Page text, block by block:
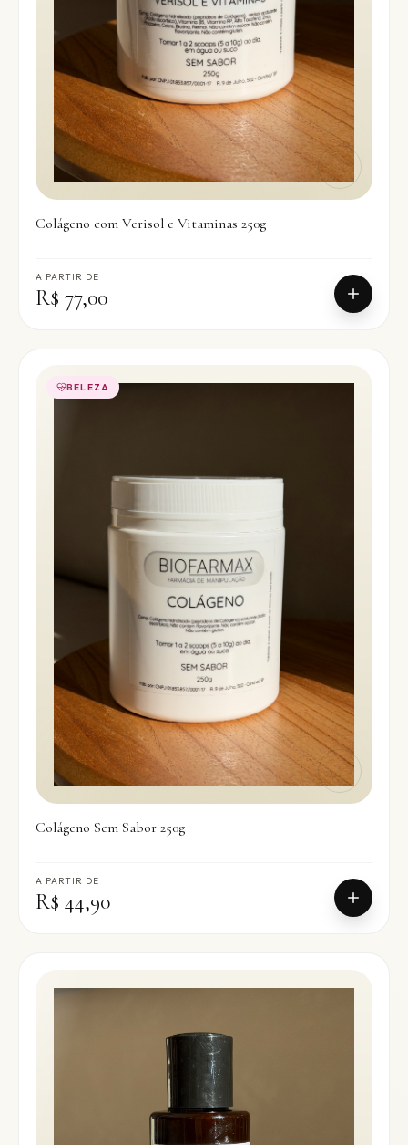
Colágeno com Verisol e Vitaminas 250g
A PARTIR DE
R$ 77,00
BELEZA
Colágeno Sem Sabor 250g
A PARTIR DE
R$ 44,90